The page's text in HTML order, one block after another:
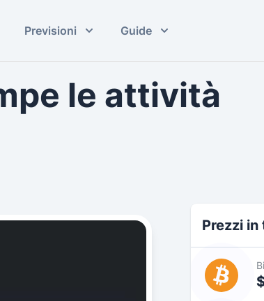
Previsioni Guide
le attività
Prezzi in